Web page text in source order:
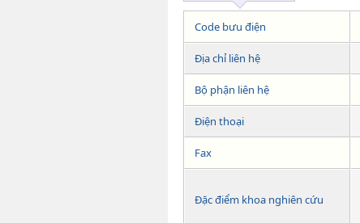
Code bưu điện
Địa chỉ liên hệ
Bộ phận liên hệ
Điện thoại
Fax
Đặc điểm khoa nghiên cứu